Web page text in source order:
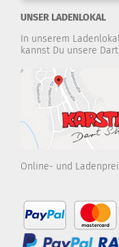
UNSER LADENLOKAL
In unserem
kannst Du unsere
Online- und